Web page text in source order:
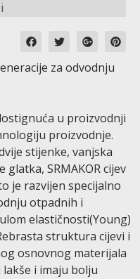
za odvodnju
u proizvodnji
proizvodnje.
stijenke, vanjska
SRMAKOR cijev
je razvijen specijalno
otpadnih i
elastičnosti(Young)
struktura cijevi i
osnovnog materijala
lakše i imaju bolju